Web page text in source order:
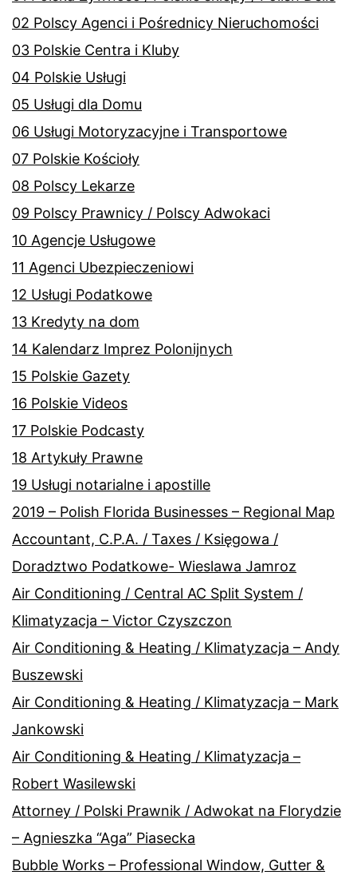
02 Polscy Agenci i Pośrednicy Nieruchomości
03 Polskie Centra i Kluby
04 Polskie Usługi
05 Usługi dla Domu
06 Usługi Motoryzacyjne i Transportowe
07 Polskie Kościoły
08 Polscy Lekarze
09 Polscy Prawnicy / Polscy Adwokaci
10 Agencje Usługowe
11 Agenci Ubezpieczeniowi
12 Usługi Podatkowe
13 Kredyty na dom
14 Kalendarz Imprez Polonijnych
15 Polskie Gazety
16 Polskie Videos
17 Polskie Podcasty
18 Artykuły Prawne
19 Usługi notarialne i apostille
2019 – Polish Florida Businesses – Regional Map
Accountant, C.P.A. / Taxes / Księgowa /
Doradztwo Podatkowe- Wieslawa Jamroz
Air Conditioning / Central AC Split System /
Klimatyzacja – Victor Czyszczon
Air Conditioning & Heating / Klimatyzacja – Andy
Buszewski
Air Conditioning & Heating / Klimatyzacja – Mark
Jankowski
Air Conditioning & Heating / Klimatyzacja –
Robert Wasilewski
Attorney / Polski Prawnik / Adwokat na Florydzie
– Agnieszka “Aga” Piasecka
Bubble Works – Professional Window, Gutter &